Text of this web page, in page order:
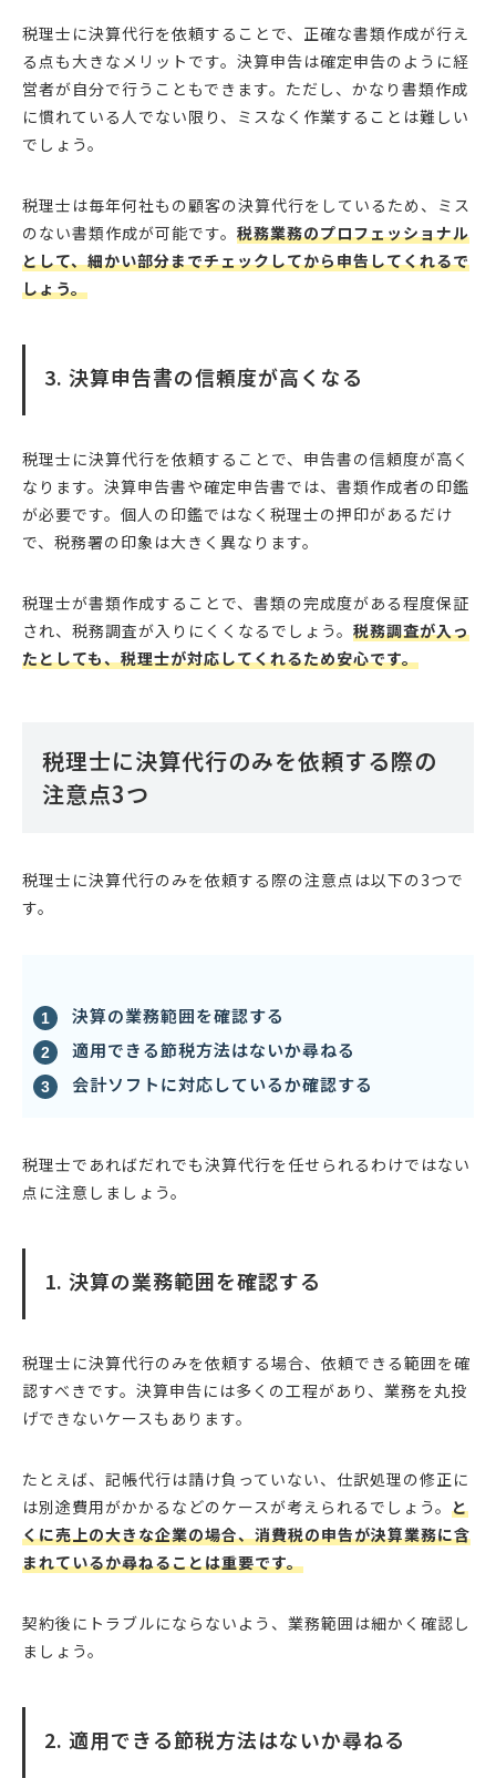
税理士に決算代行を依頼することで、正確な書類作成が行え
る点も大きなメリットです。決算申告は確定申告のように経
営者が自分で行うこともできます。ただし、かなり書類作成
に慣れている人でない限り、ミスなく作業することは難しい
でしょう。
税理士は毎年何社もの顧客の決算代行をしているため、ミス
のない書類作成が可能です。 税務業務のプロフェッショナル
として、細かい部分までチェックしてから申告してくれるで
しょう。
3. 決算申告書の信頼度が高くなる
税理士に決算代行を依頼することで、申告書の信頼度が高く
なります。決算申告書や確定申告書では、書類作成者の印鑑
が必要です。個人の印鑑ではなく税理士の押印があるだけ
で、税務署の印象は大きく異なります。
税理士が書類作成することで、書類の完成度がある程度保証
され、税務調査が入りにくくなるでしょう。 税務調査が入っ
たとしても、税理士が対応してくれるため安心です。
税理士に決算代行のみを依頼する際の
注意点3つ
税理士に決算代行のみを依頼する際の注意点は以下の3つで
す。
決算の業務範囲を確認する
適用できる節税方法はないか尋ねる
会計ソフトに対応しているか確認する
税理士であればだれでも決算代行を任せられるわけではない
点に注意しましょう。
1. 決算の業務範囲を確認する
税理士に決算代行のみを依頼する場合、依頼できる範囲を確
認すべきです。決算申告には多くの工程があり、業務を丸投
げできないケースもあります。
たとえば、記帳代行は請け負っていない、仕訳処理の修正に
は別途費用がかかるなどのケースが考えられるでしょう。 と
くに売上の大きな企業の場合、消費税の申告が決算業務に含
まれているか尋ねることは重要です。
契約後にトラブルにならないよう、業務範囲は細かく確認し
ましょう。
2. 適用できる節税方法はないか尋ねる